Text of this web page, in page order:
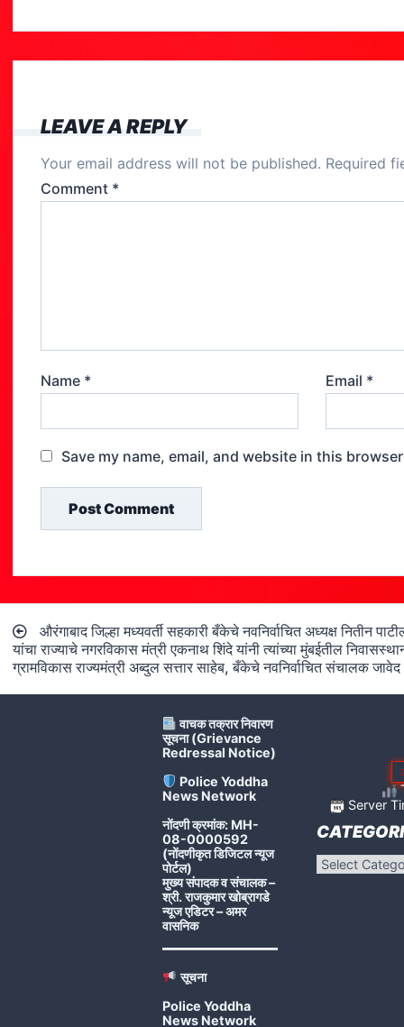
c
e
k
LEAVE A REPLY
Your email address will not be published. Required
Comment *
Name * Email *
Save my name, email, and website in this
navigation
औरंगाबाद जिल्हा मध्यवर्ती सहकारी बँकेचे नवनिर्वाचित अध्यक्ष नितीन
यांचा राज्याचे नगरविकास मंत्री एकनाथ शिंदे यांनी त्यांच्या मुंबईतील
ग्रामविकास राज्यमंत्री अब्दुल सत्तार साहेब, बँकेचे नवनिर्वाचित संचालक
वाचक तक्रार निवारण
सूचना (Grievance
Redressal Notice)
Police Yoddha
News Network
नोंदणी क्रमांक: MH-
08-0000592
(नोंदणीकृत डिजिटल न्यूज
पोर्टल)
मुख्य संपादक व संचालक –
श्री. राजकुमार खोब्रागडे
न्यूज एडिटर – अमर
वासनिक
सूचना
Police Yoddha
News Network
2
Server
Categories